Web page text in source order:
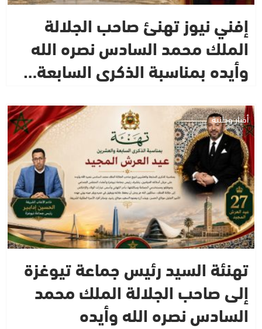
إفني نيوز تهنئ صاحب الجلالة
الملك محمد السادس نصره الله
وأيده بمناسبة الذكرى السابعة…
أخبار وطنية
تهنئة السيد رئيس جماعة تيوغزة
إلى صاحب الجلالة الملك محمد
السادس نصره الله وأيده